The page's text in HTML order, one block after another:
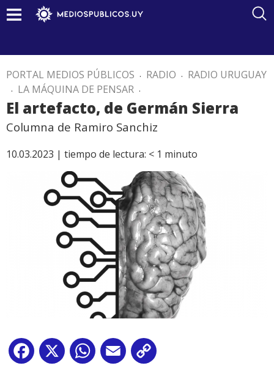
PORTAL MEDIOS PÚBLICOS . RADIO . RADIO URUGUAY
. LA MÁQUINA DE PENSAR .
El artefacto, de Germán Sierra
Columna de Ramiro Sanchiz
10.03.2023 | tiempo de lectura: < 1 minuto
Facebook
X WhatsApp
Email